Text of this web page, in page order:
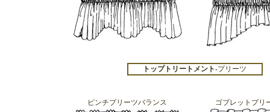
トップトリートメント-プリーツ
ピンチプリーツバランス ゴブレットプリ